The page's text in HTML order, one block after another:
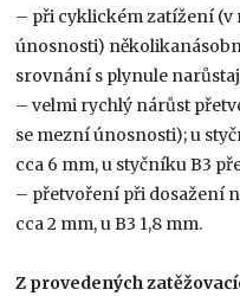
– při cyklickém zatížení (v
únosnosti)
srovnání s plynule
– velmi rychlý nárůst
se mezní únosnosti); u
cca 6 mm, u styčníku B3
– přetvoření při dosažení
cca 2 mm, u B3 1,8 mm.
Z provedených